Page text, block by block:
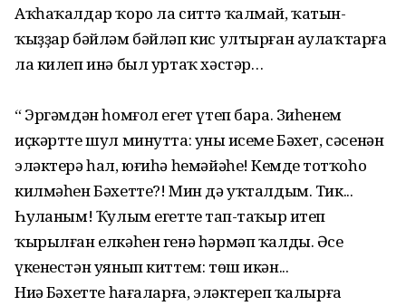
Аҡһаҡалдар ҡоро ла ситтә ҡалмай, ҡатын-
ҡыҙҙар бәйләм бәйләп кис ултырған аулаҡтарға
ла килеп инә был уртаҡ хәстәр…
“ Эргәмдән һомғол егет үтеп бара. Зиһенем
иҫкәртте шул минутта: уның исеме Бәхет, сәсенән
эләктерә һал, юғиһә һемәйәһең! Кемдең тотҡоһо
килмәһен Бәхетте?! Мин дә уҡталдым. Тик...
Һуңланым! Ҡулым егеттең тап-таҡыр итеп
ҡырылған елкәһен генә һәрмәп ҡалды. Әсе
үкенестән уянып киттем: төш икән...
Ниңә Бәхетте һағаларға, эләктереп ҡалырға